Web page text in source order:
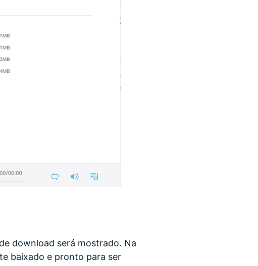
download será mostrado. Na
baixado e pronto para ser